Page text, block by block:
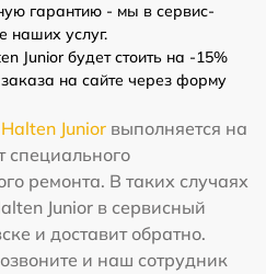
гарантию - мы в сервис-
наших услуг.
Junior будет стоить на -15%
на сайте через форму
Junior выполняется на
специального
ремонта. В таких случаях
Junior в сервисный
и доставит обратно.
и наш сотрудник